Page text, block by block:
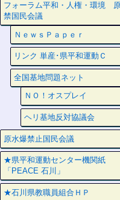
フォーラム平和・人権・環境
禁国民会議
ＮｅｗｓＰａｐｅｒ
リンク 単産･県平和運動Ｃ
全国基地問題ネット
ＮＯ！オスプレイ
ヘリ基地反対協議会
原水爆禁止国民会議
★県平和運動センター機関紙
「PEACE 石川」
★石川県教職員組合ＨＰ